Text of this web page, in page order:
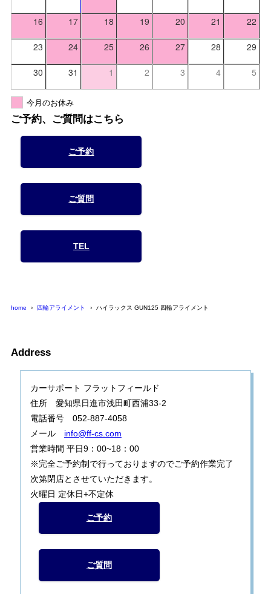
16 17 18 19 20 21 22
23 24 25 26 27 28 29
30 31 1 2 3 4 5
今月のお休み
ご予約、ご質問はこちら
ご予約
ご質問
TEL
home 四輪アライメント ハイラックス GUN125 四輪アライメント
Address
カーサポート フラットフィールド
住所 愛知県日進市浅田町西浦33-2
電話番号 052-887-4058
メール info@ff-cs.com
営業時間 平日9：00~18：00
※完全ご予約制で行っておりますのでご予約作業完了
次第閉店とさせていただきます。
火曜日 定休日+不定休
ご予約
ご質問